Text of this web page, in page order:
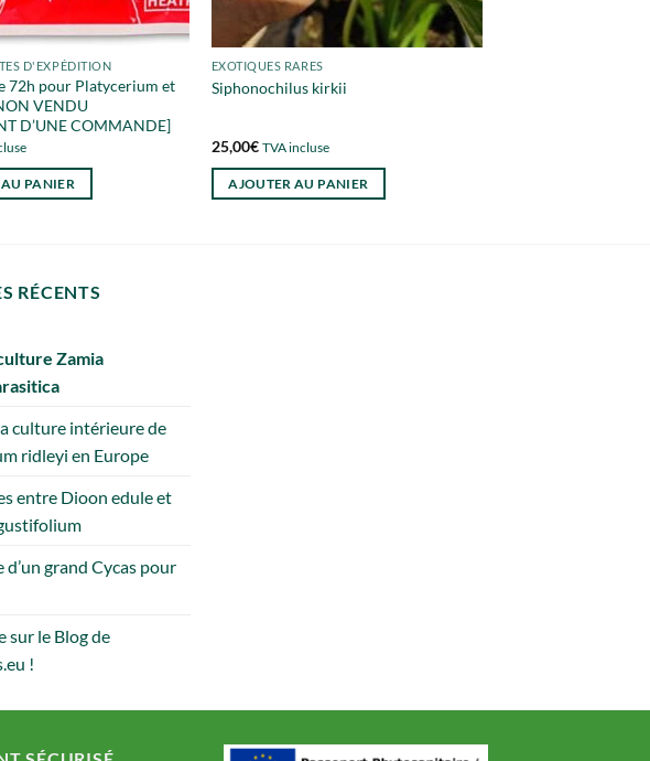
D'EXPÉDITION
72h pour Platycerium et
VENDU
D’UNE COMMANDE]
PANIER
EXOTIQUES RARES
Siphonochilus kirkii
25,00€ TVA incluse
AJOUTER AU PANIER
RÉCENTS
Zamia
culture intérieure de
ridleyi en Europe
entre Dioon edule et
d’un grand Cycas pour
sur le Blog de
!